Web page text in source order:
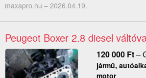
maxapro.hu – 2026.04.19.
Peugeot Boxer 2.8 diesel
120 000 Ft–
jármű,
motor